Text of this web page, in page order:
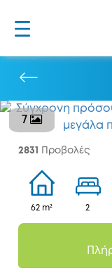
7
2831 Προβολές
62 m² 2